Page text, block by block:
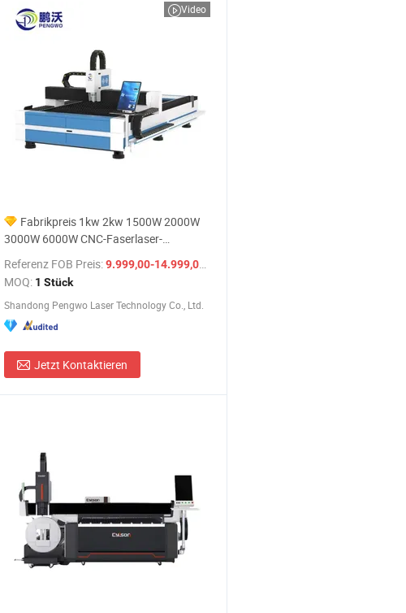
Video
Fabrikpreis 1kw 2kw 1500W 2000W
3000W 6000W CNC-Faserlaser-
Schneidemaschine für Eisenstahlblech
Laserschneider im Angebot
Referenz FOB Preis:9.999,00-14.999,00 $
MOQ: 1 Stück
Shandong Pengwo Laser Technology Co., Ltd.
Jetzt Kontaktieren